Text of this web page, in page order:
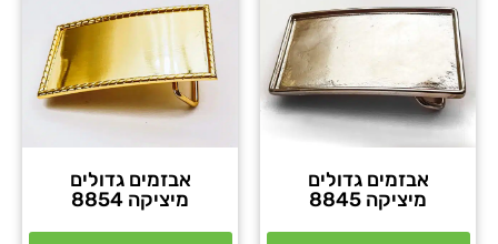
אבזמים גדולים
מיציקה 8845
אבזמים גדולים
מיציקה 8854